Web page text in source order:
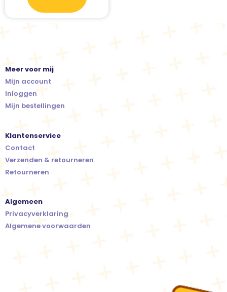
Meer voor mij
Mijn account
Inloggen
Mijn bestellingen
Klantenservice
Contact
Verzenden & retourneren
Retourneren
Algemeen
Privacyverklaring
Algemene voorwaarden